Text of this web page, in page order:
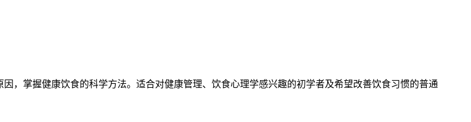
，掌握健康饮食的科学方法。适合对健康管理、饮食心理学感兴趣的初学者及希望改善饮食习惯的普通